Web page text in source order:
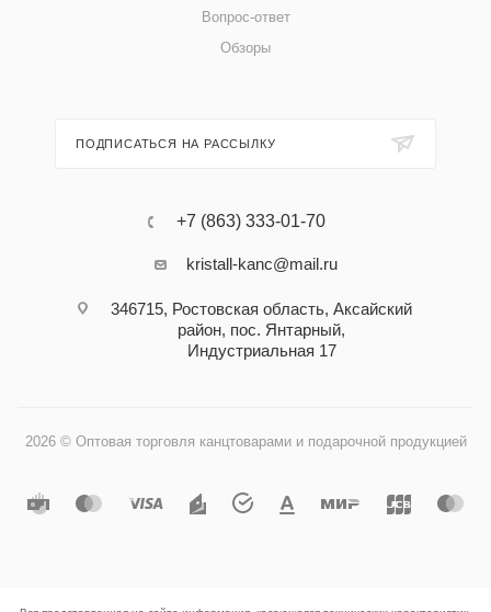
Вопрос-ответ
Обзоры
ПОДПИСАТЬСЯ НА РАССЫЛКУ
+7 (863) 333-01-70
kristall-kanc@mail.ru
346715, Ростовская область​, Аксайский
район, пос. Янтарный,
Индустриальная 17
2026 © Оптовая торговля канцтоварами и подарочной продукцией